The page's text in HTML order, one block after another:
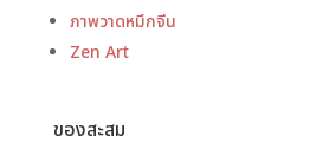
ภาพวาดหมึกจีน
Zen Art
ของสะสม